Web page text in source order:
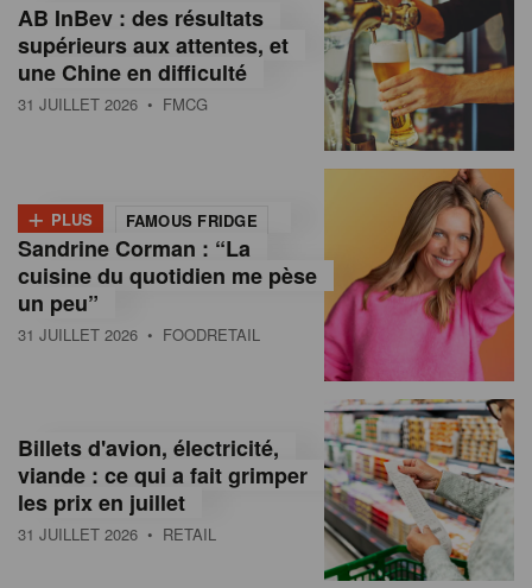
n
o
m
a
s
s
u
AB InBev : des résultats
supérieurs aux attentes, et
une Chine en difficulté
31 JUILLET 2026 • FMCG
+ PLUS FAMOUS FRIDGE
Sandrine Corman : “La
cuisine du quotidien me pèse
un peu”
31 JUILLET 2026 • FOODRETAIL
Billets d'avion, électricité,
viande : ce qui a fait grimper
les prix en juillet
31 JUILLET 2026 • RETAIL